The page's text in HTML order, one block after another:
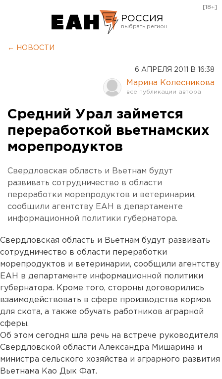
РОССИЯ
Оренбург
[18+]
← НОВОСТИ
6 АПРЕЛЯ 2011 В 16:38
Марина Колесникова
Средний Урал займется
переработкой вьетнамских
морепродуктов
Свердловская область и Вьетнам будут
развивать сотрудничество в области
переработки морепродуктов и ветеринарии,
сообщили агентству ЕАН в департаменте
информационной политики губернатора.
Свердловская область и Вьетнам будут развивать
сотрудничество в области переработки
морепродуктов и ветеринарии, сообщили агентству
ЕАН в департаменте информационной политики
губернатора. Кроме того, стороны договорились
взаимодействовать в сфере производства кормов
для скота, а также обучать работников аграрной
сферы.
Об этом сегодня шла речь на встрече руководителя
Свердловской области Александра Мишарина и
министра сельского хозяйства и аграрного развития
Вьетнама Као Дык Фат.